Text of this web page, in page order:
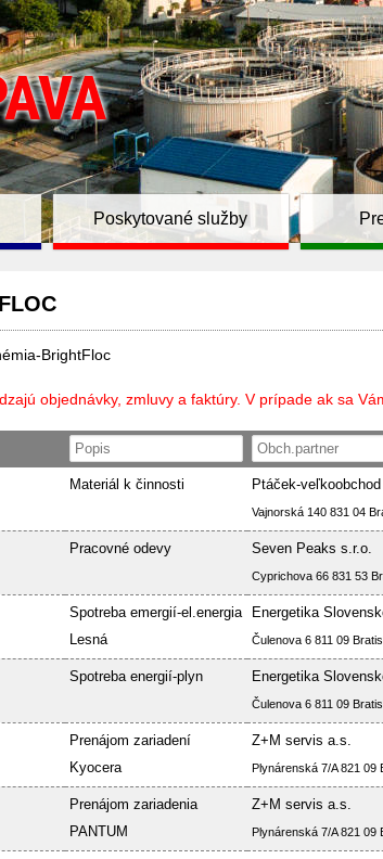
Poskytované služby
BrightFloc
objednávky, zmluvy a faktúry. V prípade ak sa
Materiál k činnosti Ptáček-
Vajnorská 140 831 04
Pracovné odevy Seven Peaks s.r.o.
Cyprichova 66 831 53
Spotreba emergií-el.energia
Lesná
Energetika
Čulenova 6 811 09
Spotreba energií-plyn Energetika
Čulenova 6 811 09
Prenájom zariadení
Kyocera
Z+M servis a.s.
Plynárenská 7/A 821 09
Prenájom zariadenia
PANTUM
Z+M servis a.s.
Plynárenská 7/A 821 09